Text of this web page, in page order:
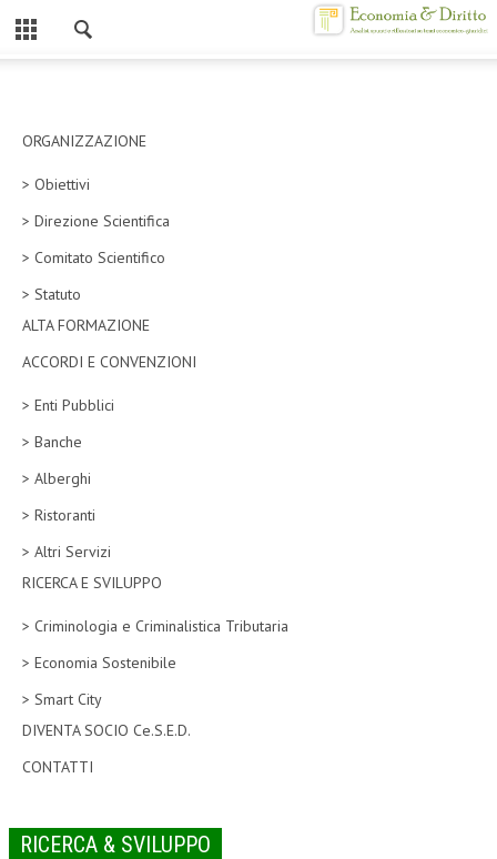
CHI SIAMO
MISSION
CONTATTI
ATTO COSTITUTIVO E STATUTO
ORGANIZZAZIONE
OBIETTIVI
DIREZIONE SCIENTIFICA
ALTA FORMAZIONE
LA RIVISTA
COMITATO EDITORIALE
ORGANIZZAZIONE
> Obiettivi
> Direzione Scientifica
> Comitato Scientifico
> Statuto
ALTA FORMAZIONE
ACCORDI E CONVENZIONI
> Enti Pubblici
> Banche
> Alberghi
> Ristoranti
> Altri Servizi
RICERCA E SVILUPPO
> Criminologia e Criminalistica Tributaria
> Economia Sostenibile
> Smart City
DIVENTA SOCIO Ce.S.E.D.
CONTATTI
RICERCA & SVILUPPO